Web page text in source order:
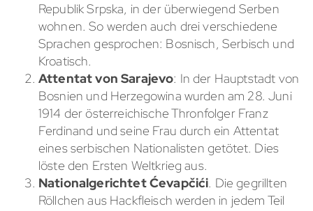
Republik Srpska, in der überwiegend Serben
wohnen. So werden auch drei verschiedene
Sprachen gesprochen: Bosnisch, Serbisch und
Kroatisch.
Attentat von Sarajevo: In der Hauptstadt von
Bosnien und Herzegowina wurden am 28. Juni
1914 der österreichische Thronfolger Franz
Ferdinand und seine Frau durch ein Attentat
eines serbischen Nationalisten getötet. Dies
löste den Ersten Weltkrieg aus.
Nationalgerichtet Ćevapčići. Die gegrillten
Röllchen aus Hackfleisch werden in jedem Teil